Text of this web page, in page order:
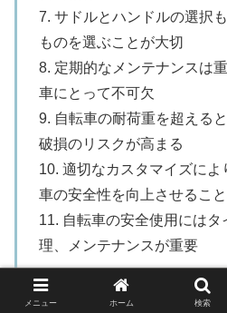
7. サドルとハンドルの選択
ものを選ぶことが大切
8. 定期的なメンテナンスは
車にとって不可欠
9. 自転車の耐荷重を超える
破損のリスクが高まる
10. 適切なカスタマイズに
車の安全性を向上させるこ
11. 自転車の安全使用には
理、メンテナンスが重要
メニュー ホーム 検索